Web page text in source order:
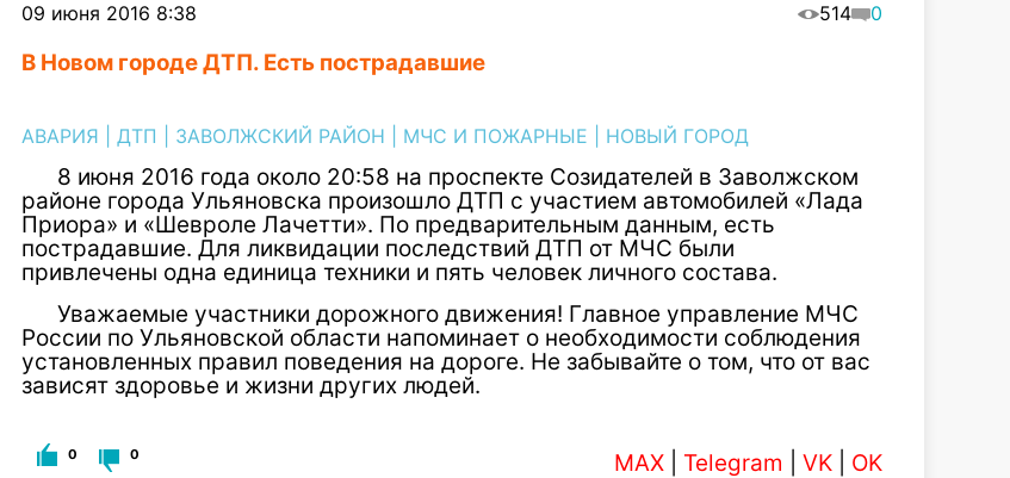
09 июня 2016 8:38 514 0
В Новом городе ДТП. Есть пострадавшие
АВАРИЯ ДТП ЗАВОЛЖСКИЙ РАЙОН МЧС И ПОЖАРНЫЕ НОВЫЙ ГОРОД
8 июня 2016 года около 20:58 на проспекте Созидателей в Заволжском
районе города Ульяновска произошло ДТП с участием автомобилей «Лада
Приора» и «Шевроле Лачетти». По предварительным данным, есть
пострадавшие. Для ликвидации последствий ДТП от МЧС были
привлечены одна единица техники и пять человек личного состава.
Уважаемые участники дорожного движения! Главное управление МЧС
России по Ульяновской области напоминает о необходимости соблюдения
установленных правил поведения на дороге. Не забывайте о том, что от вас
зависят здоровье и жизни других людей.
0 0 MAX Telegram VK OK